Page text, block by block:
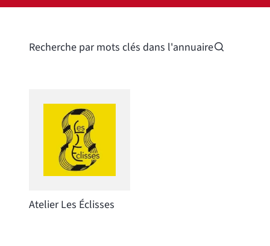
Recherche par mots clés dans l'annuaire
Atelier Les Éclisses